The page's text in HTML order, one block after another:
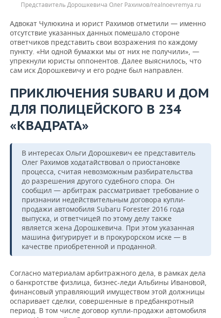
Представитель Дорошкевича Олег Рахимов/realnoevremya.ru
Адвокат Чулюкина и юрист Рахимов отметили — именно
отсутствие указанных данных помешало стороне
ответчиков представить свои возражения по каждому
пункту. «Ни одной бумажки мы от них не получили», —
упрекнули юристы оппонентов. Далее выяснилось, что
сам иск Дорошкевичу и его родне был направлен.
ПРИКЛЮЧЕНИЯ SUBARU И ДОМ
ДЛЯ ПОЛИЦЕЙСКОГО В 234
«КВАДРАТА»
В интересах Ольги Дорошкевич ее представитель
Олег Рахимов ходатайствовал о приостановке
процесса, считая невозможным разбирательства
до разрешения другого судебного спора. Он
сообщил — арбитраж рассматривает требование о
признании недействительным договора купли-
продажи автомобиля Subaru Forester 2016 года
выпуска, и ответчицей по этому делу также
является жена Дорошкевича. При этом указанная
машина фигурирует и в прокурорском иске — в
качестве приобретенной и проданной.
Согласно материалам арбитражного дела, в рамках дела
о банкротстве физлица, бизнес-леди Альбины Ивановой,
финансовый управляющий имуществом этой должницы
оспаривает сделки, совершенные в предбанкротный
период. В том числе договор купли-продажи автомобиля